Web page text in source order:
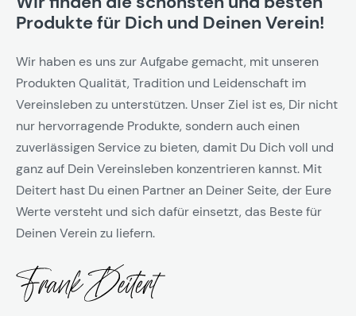
Produkte für Dich und Deinen Verein!
Wir haben es uns zur Aufgabe gemacht, mit unseren
Produkten Qualität, Tradition und Leidenschaft im
Vereinsleben zu unterstützen. Unser Ziel ist es, Dir nicht
nur hervorragende Produkte, sondern auch einen
zuverlässigen Service zu bieten, damit Du Dich voll und
ganz auf Dein Vereinsleben konzentrieren kannst. Mit
Deitert hast Du einen Partner an Deiner Seite, der Eure
Werte versteht und sich dafür einsetzt, das Beste für
Deinen Verein zu liefern.